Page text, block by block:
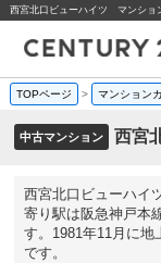
TOPページ > マンション
中古マンション 西宮
西宮北口ビューハイ
寄り駅は阪急神戸本
す。1981年11月に地
です。